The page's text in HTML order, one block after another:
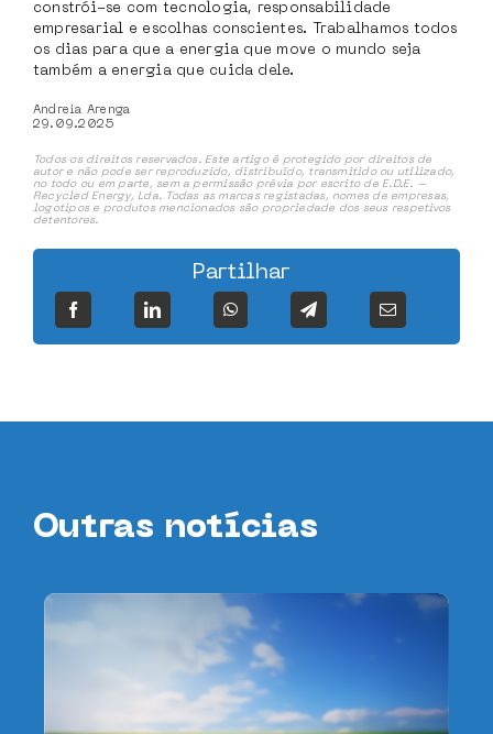
constrói-se com tecnologia, responsabilidade
empresarial e escolhas conscientes. Trabalhamos todos
os dias para que a energia que move o mundo seja
também a energia que cuida dele.
Andreia Arenga
29.09.2025
Todos os direitos reservados. Este artigo é protegido por direitos de
autor e não pode ser reproduzido, distribuído, transmitido ou utilizado,
no todo ou em parte, sem a permissão prévia por escrito de E.D.E. –
Recycled Energy, Lda. Todas as marcas registadas, nomes de empresas,
logotipos e produtos mencionados são propriedade dos seus respetivos
detentores.
Partilhar
Outras notícias